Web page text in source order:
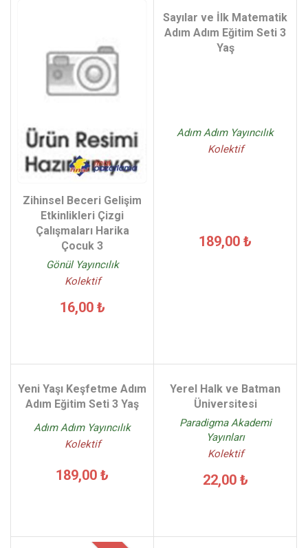
Zihinsel Beceri Gelişim
Etkinlikleri Çizgi
Çalışmaları Harika
Çocuk 3
Gönül Yayıncılık
Kolektif
16,00 ₺
Sayılar ve İlk Matematik
Adım Adım Eğitim Seti 3
Yaş
Adım Adım Yayıncılık
Kolektif
189,00 ₺
Yeni Yaşı Keşfetme Adım
Adım Eğitim Seti 3 Yaş
Adım Adım Yayıncılık
Kolektif
189,00 ₺
Yerel Halk ve Batman
Üniversitesi
Paradigma Akademi
Yayınları
Kolektif
22,00 ₺